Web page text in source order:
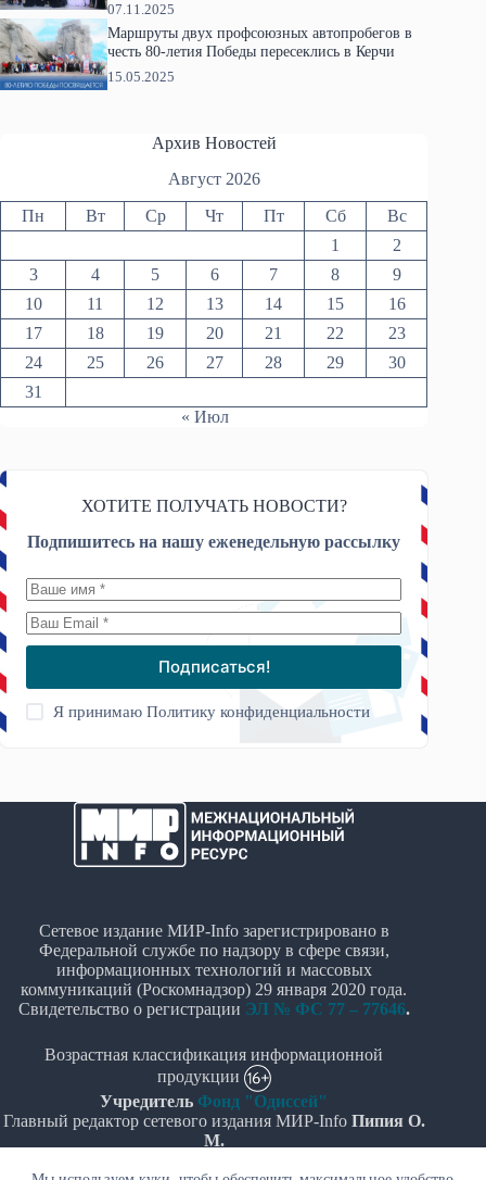
07.11.2025
Маршруты двух профсоюзных автопробегов в
честь 80-летия Победы пересеклись в Керчи
15.05.2025
Архив Новостей
Август 2026
Пн Вт Ср Чт Пт Сб
Вс
1
2
3
4 5 6 7 8
9
10
11 12 13 14 15
16
17
18 19 20 21 22
23
24
25 26 27 28 29
30
31
« Июл
ХОТИТЕ ПОЛУЧАТЬ НОВОСТИ?
Подпишитесь на нашу еженедельную рассылку
Подписаться!
Я принимаюПолитику конфиденциальности
Сетевое издание МИР-Info зарегистрировано в
Федеральной службе по надзору в сфере связи,
информационных технологий и массовых
коммуникаций (Роскомнадзор) 29 января 2020 года.
Свидетельство о регистрации ЭЛ № ФС 77 – 77646.
Возрастная классификация информационной
продукции
Учредитель Фонд "Одиссей"
Главный редактор сетевого издания МИР-Info Пипия О.
М.